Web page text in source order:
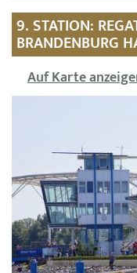
9. STATION:
BRANDENBURG
Auf Karte